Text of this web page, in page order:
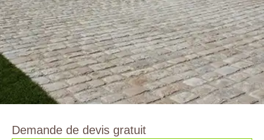
Demande de devis gratuit